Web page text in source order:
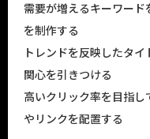
需要が増えるキーワー
を制作する
トレンドを反映したタ
関心を引きつける
高いクリック率を目指
やリンクを配置する